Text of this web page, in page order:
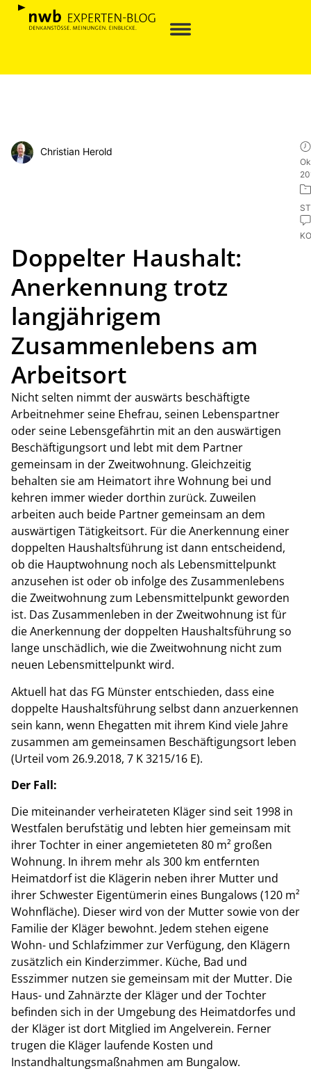
Christian Herold
Doppelter Haushalt:
Anerkennung trotz
langjährigem
Zusammenlebens am
Arbeitsort
Nicht selten nimmt der auswärts beschäftigte
Arbeitnehmer seine Ehefrau, seinen Lebenspartner
oder seine Lebensgefährtin mit an den auswärtigen
Beschäftigungsort und lebt mit dem Partner
gemeinsam in der Zweitwohnung. Gleichzeitig
behalten sie am Heimatort ihre Wohnung bei und
kehren immer wieder dorthin zurück. Zuweilen
arbeiten auch beide Partner gemeinsam an dem
auswärtigen Tätigkeitsort. Für die Anerkennung einer
doppelten Haushaltsführung ist dann entscheidend,
ob die Hauptwohnung noch als Lebensmittelpunkt
anzusehen ist oder ob infolge des Zusammenlebens
die Zweitwohnung zum Lebensmittelpunkt geworden
ist. Das Zusammenleben in der Zweitwohnung ist für
die Anerkennung der doppelten Haushaltsführung so
lange unschädlich, wie die Zweitwohnung nicht zum
neuen Lebensmittelpunkt wird.
Aktuell hat das FG Münster entschieden, dass eine
doppelte Haushaltsführung selbst dann anzuerkennen
sein kann, wenn Ehegatten mit ihrem Kind viele Jahre
zusammen am gemeinsamen Beschäftigungsort leben
(Urteil vom 26.9.2018, 7 K 3215/16 E).
Der Fall:
Die miteinander verheirateten Kläger sind seit 1998 in
Westfalen berufstätig und lebten hier gemeinsam mit
ihrer Tochter in einer angemieteten 80 m² großen
Wohnung. In ihrem mehr als 300 km entfernten
Heimatdorf ist die Klägerin neben ihrer Mutter und
ihrer Schwester Eigentümerin eines Bungalows (120 m²
Wohnfläche). Dieser wird von der Mutter sowie von der
Familie der Kläger bewohnt. Jedem stehen eigene
Wohn- und Schlafzimmer zur Verfügung, den Klägern
zusätzlich ein Kinderzimmer. Küche, Bad und
Esszimmer nutzen sie gemeinsam mit der Mutter. Die
Haus- und Zahnärzte der Kläger und der Tochter
befinden sich in der Umgebung des Heimatdorfes und
der Kläger ist dort Mitglied im Angelverein. Ferner
trugen die Kläger laufende Kosten und
Instandhaltungsmaßnahmen am Bungalow.